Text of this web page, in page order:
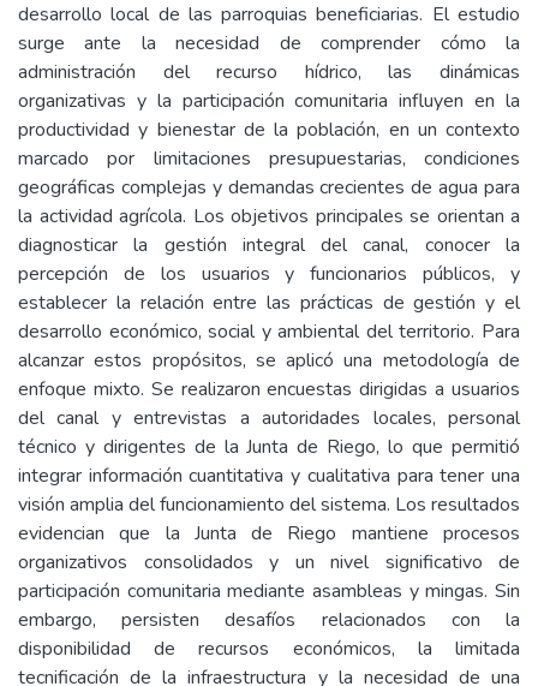
desarrollo local de las parroquias beneficiarias. El estudio
surge ante la necesidad de comprender cómo la
administración del recurso hídrico, las dinámicas
organizativas y la participación comunitaria influyen en la
productividad y bienestar de la población, en un contexto
marcado por limitaciones presupuestarias, condiciones
geográficas complejas y demandas crecientes de agua para
la actividad agrícola. Los objetivos principales se orientan a
diagnosticar la gestión integral del canal, conocer la
percepción de los usuarios y funcionarios públicos, y
establecer la relación entre las prácticas de gestión y el
desarrollo económico, social y ambiental del territorio. Para
alcanzar estos propósitos, se aplicó una metodología de
enfoque mixto. Se realizaron encuestas dirigidas a usuarios
del canal y entrevistas a autoridades locales, personal
técnico y dirigentes de la Junta de Riego, lo que permitió
integrar información cuantitativa y cualitativa para tener una
visión amplia del funcionamiento del sistema. Los resultados
evidencian que la Junta de Riego mantiene procesos
organizativos consolidados y un nivel significativo de
participación comunitaria mediante asambleas y mingas. Sin
embargo, persisten desafíos relacionados con la
disponibilidad de recursos económicos, la limitada
tecnificación de la infraestructura y la necesidad de una